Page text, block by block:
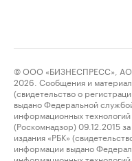
© ООО «БИЗНЕСПРЕСС»,
2026. Сообщения и
(свидетельство о
выдано Федеральной
информационных
(Роскомнадзор) 09.12.2015
издания «РБК»
информации выдано